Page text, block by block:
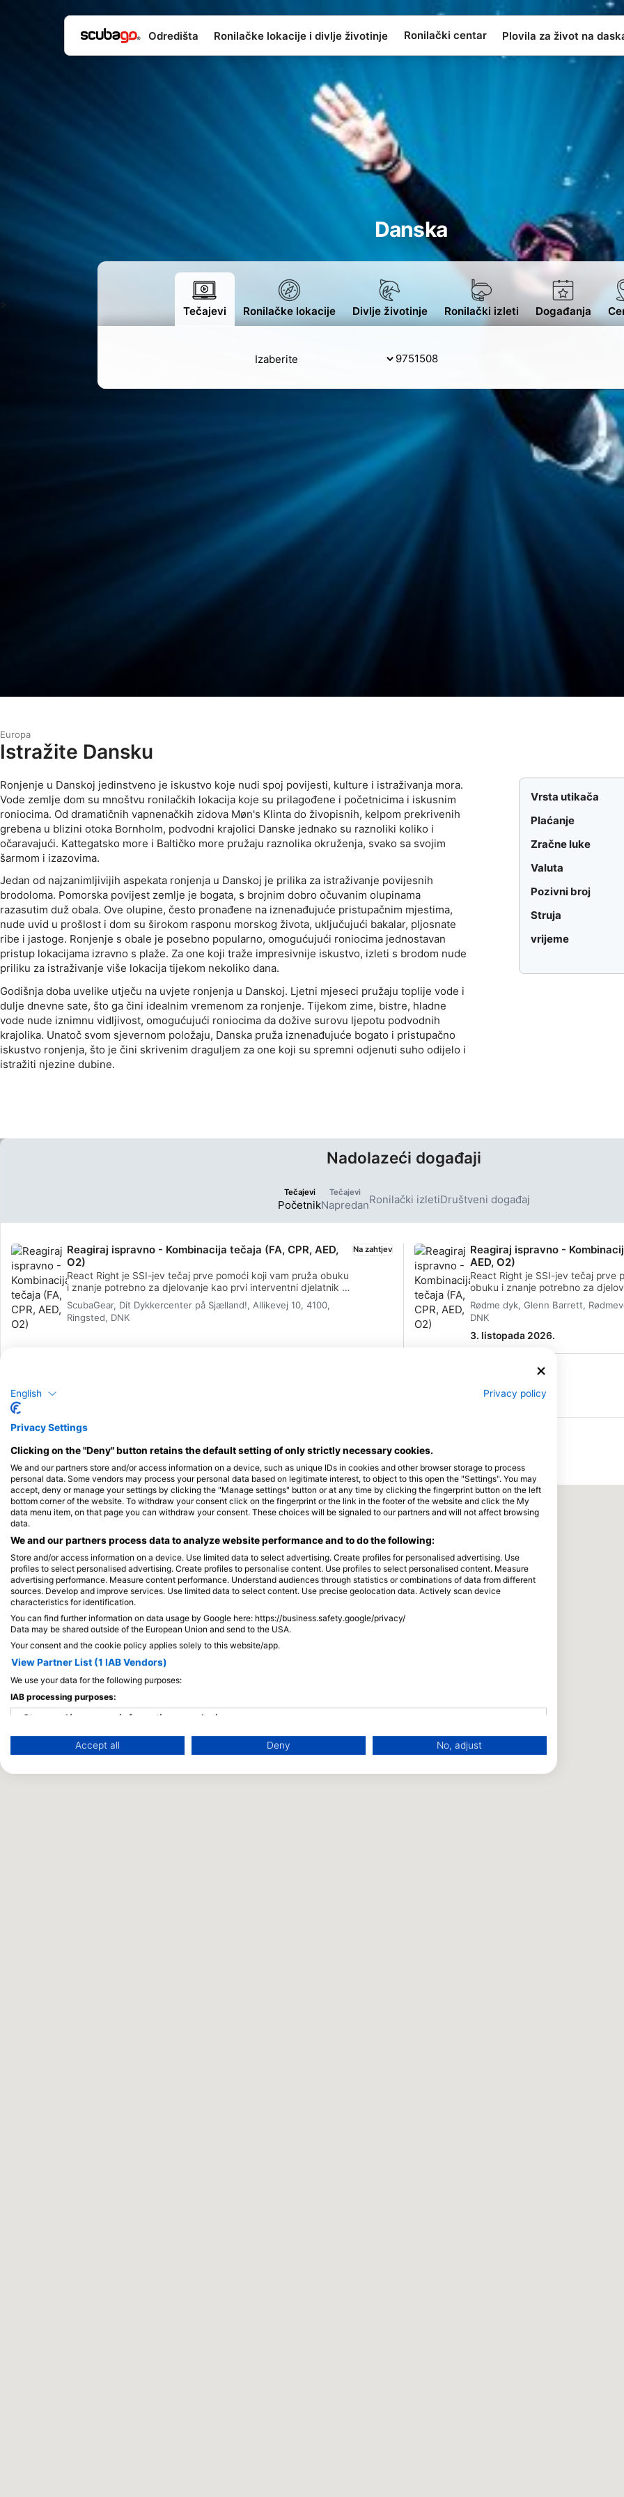
Odredišta Ronilačke lokacije i divlje životinje Ronilački centar Plovila za život na
>
Danska
Tečajevi Ronilačke lokacije Divlje životinje Ronilački izleti Događanja
Europa
Istražite Dansku
Ronjenje u Danskoj jedinstveno je iskustvo koje nudi spoj povijesti, kulture i istraživanja mora.
Vode zemlje dom su mnoštvu ronilačkih lokacija koje su prilagođene i početnicima i iskusnim
roniocima. Od dramatičnih vapnenačkih zidova Møn's Klinta do živopisnih, kelpom prekrivenih
grebena u blizini otoka Bornholm, podvodni krajolici Danske jednako su raznoliki koliko i
očaravajući. Kattegatsko more i Baltičko more pružaju raznolika okruženja, svako sa svojim
šarmom i izazovima.
Jedan od najzanimljivijih aspekata ronjenja u Danskoj je prilika za istraživanje povijesnih
brodoloma. Pomorska povijest zemlje je bogata, s brojnim dobro očuvanim olupinama
razasutim duž obala. Ove olupine, često pronađene na iznenađujuće pristupačnim mjestima,
nude uvid u prošlost i dom su širokom rasponu morskog života, uključujući bakalar, pljosnate
ribe i jastoge. Ronjenje s obale je posebno popularno, omogućujući roniocima jednostavan
pristup lokacijama izravno s plaže. Za one koji traže impresivnije iskustvo, izleti s brodom nude
priliku za istraživanje više lokacija tijekom nekoliko dana.
Godišnja doba uvelike utječu na uvjete ronjenja u Danskoj. Ljetni mjeseci pružaju toplije vode i
dulje dnevne sate, što ga čini idealnim vremenom za ronjenje. Tijekom zime, bistre, hladne
vode nude iznimnu vidljivost, omogućujući roniocima da dožive surovu ljepotu podvodnih
krajolika. Unatoč svom sjevernom položaju, Danska pruža iznenađujuće bogato i pristupačno
iskustvo ronjenja, što je čini skrivenim draguljem za one koji su spremni odjenuti suho odijelo i
istražiti njezine dubine.
Vrsta utikača
Plaćanje
Zračne luke
Valuta
Pozivni broj
Struja
vrijeme
Nadolazeći događaji
Tečajevi
Početnik
Tečajevi
NapredanRonilački izletiDruštveni događaj
Reagiraj ispravno - Kombinacija tečaja (FA, CPR, AED,
O2)
React Right je SSI-jev tečaj prve pomoći koji vam pruža obuku
i znanje potrebno za djelovanje kao prvi interventni djelatnik u
medicinskoj hitnoj situaciji. Ovaj fleksibilni program ronjenja
omogućuje vam odabir tema koje želite naučiti, uključujući
primarnu procjenu, prvu pomoć, CPR i tehnike primarne
situaciji. Zaradite svoju SSI React Right specijalističku
ScubaGear, Dit Dykkercenter på Sjælland!, Allikevej 10, 4100,
Ringsted, DNK
Na zahtjev
Reagiraj ispravno -
AED, O2)
React Right je SSI-jev tečaj prve
obuku i znanje potrebno za
interventni djelatnik u medicinskoj
fleksibilni program ronjenja
koje želite naučiti, uključujući
pomoć, CPR i tehnike primarne
(automatskog vanjskog
obuke, ovaj program će vam dati
certificirani, moći ćete djelovati
certifikaciju. Počnite već danas!
Rødme dyk, Glenn Barrett,
DNK
3. listopada 2026.
English Privacy policy
Privacy Settings
Clicking on the "Deny" button retains the default setting of only strictly necessary cookies.
We and our partners store and/or access information on a device, such as unique IDs in cookies and other browser storage to process
personal data. Some vendors may process your personal data based on legitimate interest, to object to this open the "Settings". You may
accept, deny or manage your settings by clicking the "Manage settings" button or at any time by clicking the fingerprint button on the left
bottom corner of the website. To withdraw your consent click on the fingerprint or the link in the footer of the website and click the My
data menu item, on that page you can withdraw your consent. These choices will be signaled to our partners and will not affect browsing
data.
We and our partners process data to analyze website performance and to do the following:
Store and/or access information on a device. Use limited data to select advertising. Create profiles for personalised advertising. Use
profiles to select personalised advertising. Create profiles to personalise content. Use profiles to select personalised content. Measure
advertising performance. Measure content performance. Understand audiences through statistics or combinations of data from different
sources. Develop and improve services. Use limited data to select content. Use precise geolocation data. Actively scan device
characteristics for identification.
You can find further information on data usage by Google here: https://business.safety.google/privacy/
Data may be shared outside of the European Union and send to the USA.
Your consent and the cookie policy applies solely to this website/app.
View Partner List (1 IAB Vendors)
We use your data for the following purposes:
IAB processing purposes:
Store and/or access information on a device
Use limited data to select advertising
Create profiles for personalised advertising
Accept all Deny No, adjust